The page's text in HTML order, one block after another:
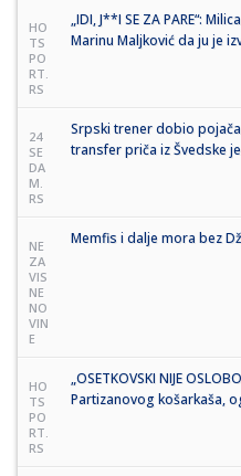
HO
TS
PO
RT.
RS
„IDI, J**I SE ZA PARE“:
Marinu Maljković da ju je
24
SE
DA
M.
RS
Srpski trener dobio
transfer priča iz Švedske
NE
ZA
VIS
NE
NO
VIN
E
Memfis i dalje mora bez
HO
TS
PO
RT.
RS
„OSETKOVSKI NIJE
Partizanovog košarkaša,